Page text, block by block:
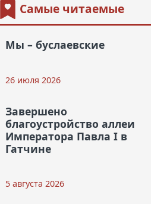
Самые читаемые
Мы – буслаевские
26 июля 2026
Завершено
благоустройство аллеи
Императора Павла I в
Гатчине
5 августа 2026